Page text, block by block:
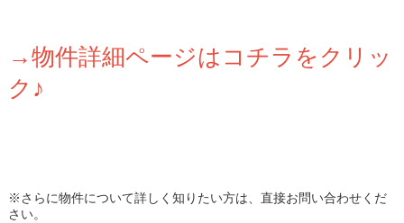
→物件詳細ページはコチラをクリッ
ク♪
※さらに物件について詳しく知りたい方は、直接お問い合わせくだ
さい。